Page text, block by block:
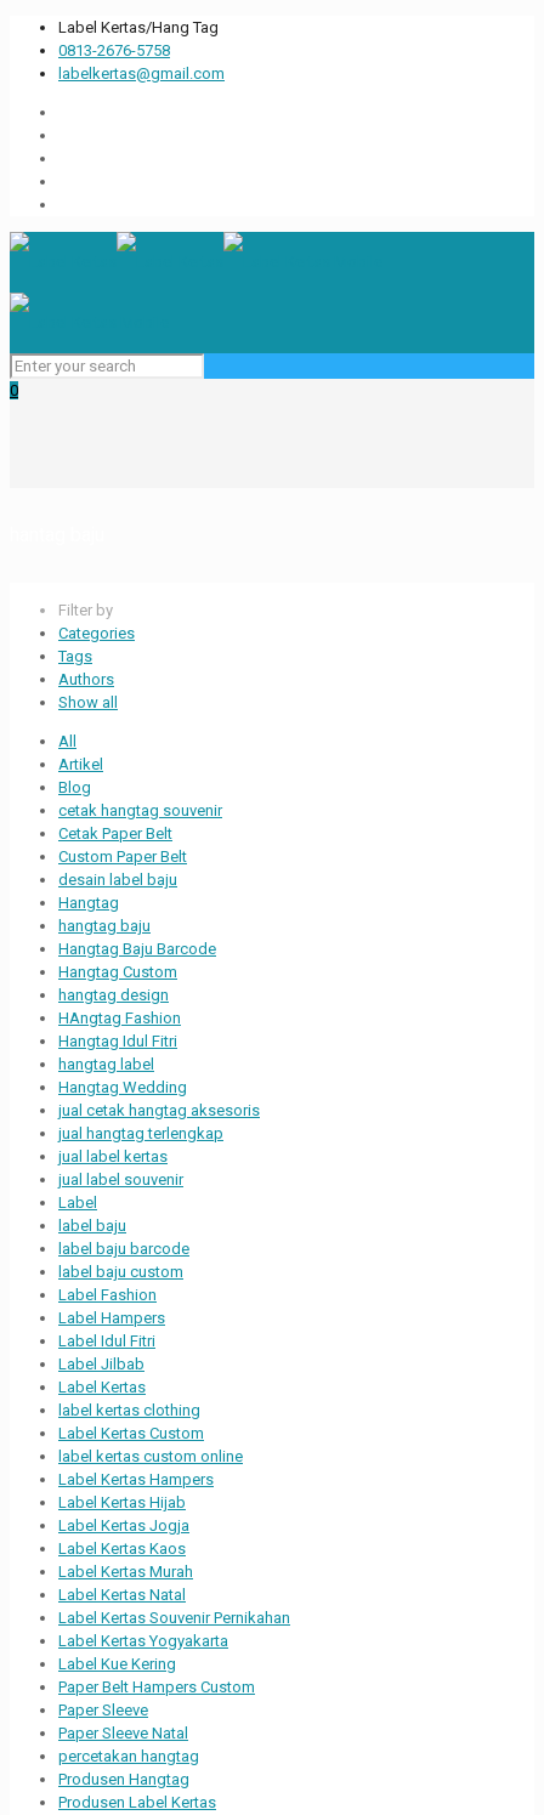
Label Kertas/Hang Tag
0813-2676-5758
labelkertas@gmail.com
0
Filter by
Categories
Tags
Authors
Show all
All
Artikel
Blog
cetak hangtag souvenir
Cetak Paper Belt
Custom Paper Belt
desain label baju
Hangtag
hangtag baju
Hangtag Baju Barcode
Hangtag Custom
hangtag design
HAngtag Fashion
Hangtag Idul Fitri
hangtag label
Hangtag Wedding
jual cetak hangtag aksesoris
jual hangtag terlengkap
jual label kertas
jual label souvenir
Label
label baju
label baju barcode
label baju custom
Label Fashion
Label Hampers
Label Idul Fitri
Label Jilbab
Label Kertas
label kertas clothing
Label Kertas Custom
label kertas custom online
Label Kertas Hampers
Label Kertas Hijab
Label Kertas Jogja
Label Kertas Kaos
Label Kertas Murah
Label Kertas Natal
Label Kertas Souvenir Pernikahan
Label Kertas Yogyakarta
Label Kue Kering
Paper Belt Hampers Custom
Paper Sleeve
Paper Sleeve Natal
percetakan hangtag
Produsen Hangtag
Produsen Label Kertas